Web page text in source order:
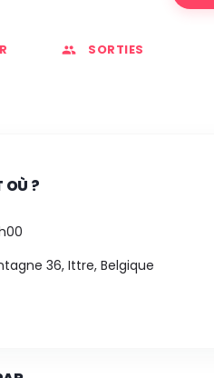
SORTIES
OÙ ?
36, Ittre, Belgique